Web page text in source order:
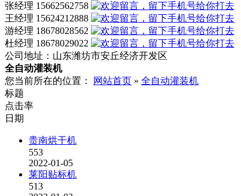
张经理 15662562758
王经理 15624212888
游经理 18678028562
杜经理 18678029022
公司地址： 山东潍坊市安丘经济开发区
全自动灌装机
您当前所在的位置：
网站首页 » 全自动灌装机
标题
点击率
日期
贵南烘干机
553
2022-01-05
莱阳贴标机
513